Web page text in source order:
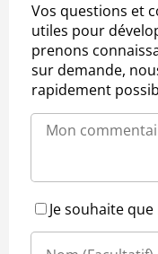
Vos questions et
utiles pour
prenons
sur demande,
rapidement
Je souhaite